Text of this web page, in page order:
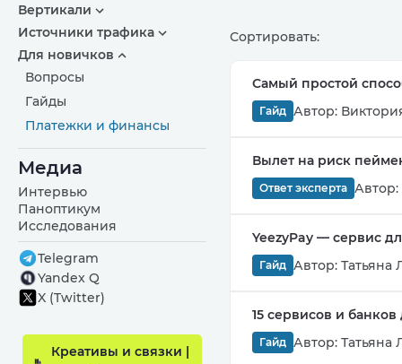
Вертикали
Источники трафика
Для новичков
Вопросы
Гайды
Платежки и финансы
Медиа
Интервью
Паноптикум
Исследования
Telegram
Yandex Q
X (Twitter)
Креативы и связки |
Сортировать:
Самый простой
Гайд Автор:
Вылет на риск
Ответ эксперта Автор:
YeezyPay — сервис
Гайд Автор: Татьяна
15 сервисов и
Гайд Автор: Татьяна